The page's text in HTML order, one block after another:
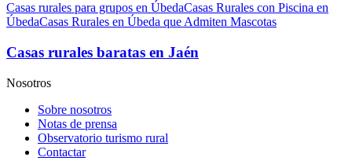
Casas rurales para grupos en ÚbedaCasas Rurales con Piscina en
ÚbedaCasas Rurales en Úbeda que Admiten Mascotas
Casas rurales baratas en Jaén
Nosotros
Sobre nosotros
Notas de prensa
Observatorio turismo rural
Contactar